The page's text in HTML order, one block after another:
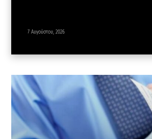
7 Αυγούστου, 2026